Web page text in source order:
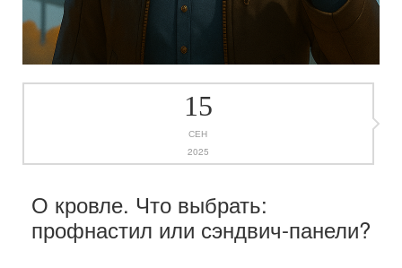
15
СЕН
2025
О кровле. Что выбрать:
профнастил или сэндвич-панели?